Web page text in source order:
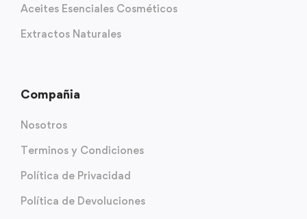
Aceites Esenciales Cosméticos
Extractos Naturales
Compañia
Nosotros
Terminos y Condiciones
Política de Privacidad
Política de Devoluciones